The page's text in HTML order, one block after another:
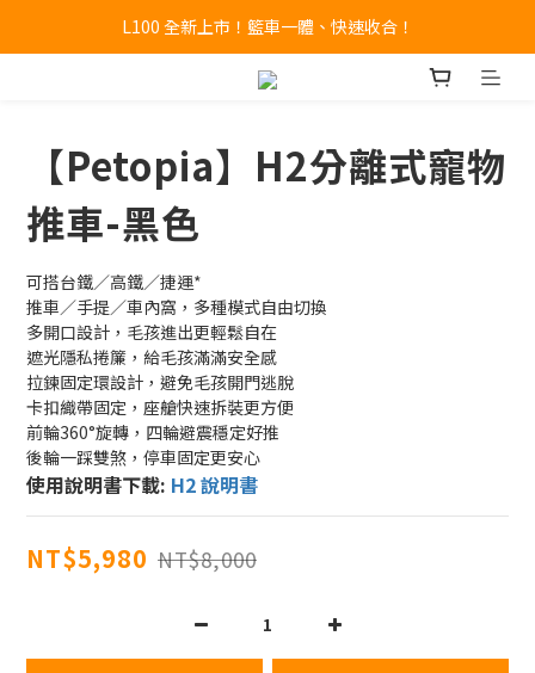
🔥全新 X100 中大型寵物推車熱賣中🔥
A9 Plus 外出神器！舒適、安全、好收！
🔥全新 X100 中大型寵物推車熱賣中🔥
【Petopia】H2分離式寵物
推車-黑色
可搭台鐵／高鐵／捷運*
推車／手提／車內窩，多種模式自由切換
多開口設計，毛孩進出更輕鬆自在
遮光隱私捲簾，給毛孩滿滿安全感
拉鍊固定環設計，避免毛孩開門逃脫
卡扣織帶固定，座艙快速拆裝更方便
前輪360°旋轉，四輪避震穩定好推
後輪一踩雙煞，停車固定更安心
使用說明書下載: H2 說明書
NT$5,980 NT$8,000